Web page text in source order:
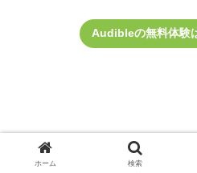
Audibleの無料体験
以上、「Audible で聴く 2025
ホーム 検索